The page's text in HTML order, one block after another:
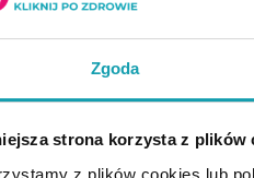
Zgoda
strona korzysta z plików
z plików cookies lub
ARTYKUŁY MOŻE CI